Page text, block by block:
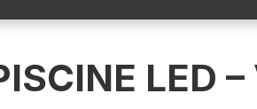
LED